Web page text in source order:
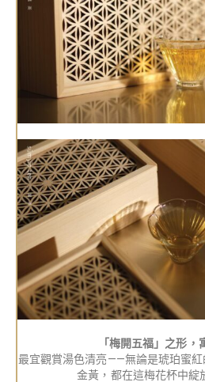
「梅開五福」之形，
最宜觀賞湯色清亮——無論是琥珀蜜
金黃，都在這梅花杯中綻